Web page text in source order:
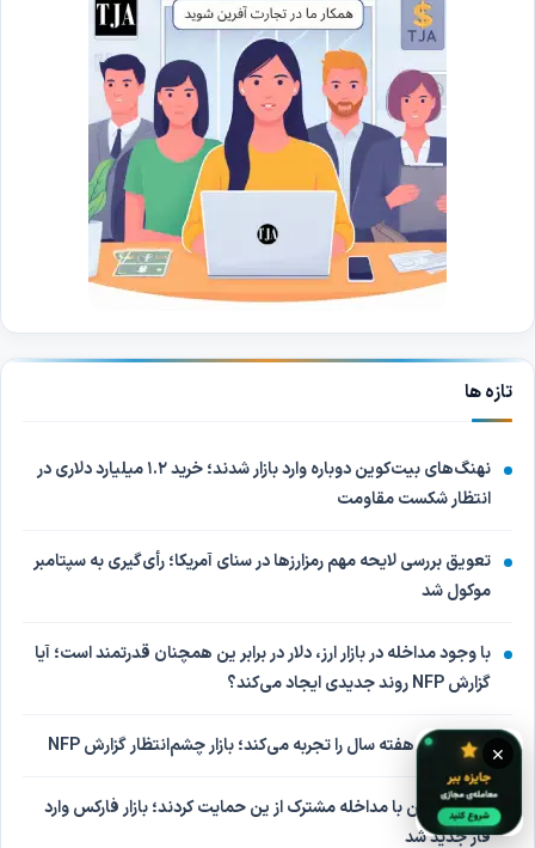
تازه ها
نهنگ‌های بیت‌کوین دوباره وارد بازار شدند؛ خرید ۱.۲ میلیارد دلاری در
انتظار شکست مقاومت
تعویق بررسی لایحه مهم رمزارزها در سنای آمریکا؛ رأی‌گیری به سپتامبر
موکول شد
با وجود مداخله در بازار ارز، دلار در برابر ین همچنان قدرتمند است؛ آیا
گزارش NFP روند جدیدی ایجاد می‌کند؟
طلا بهترین هفته سال را تجربه می‌کند؛ بازار چشم‌انتظار گزارش NFP
آمریکا و ژاپن با مداخله مشترک از ین حمایت کردند؛ بازار فارکس وارد
فاز جدید شد
×